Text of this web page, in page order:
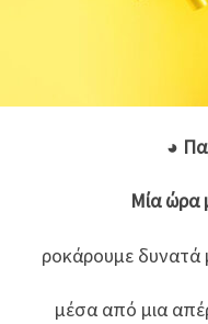
◕
Μία ώρα
ροκάρουμε δυνατά
μέσα από μια